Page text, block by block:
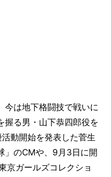
今は地下格闘技で戦いに
握る男・山下恭四郎役を
動開始を発表した菅生
」のCMや、9月3日に開
京ガールズコレクショ